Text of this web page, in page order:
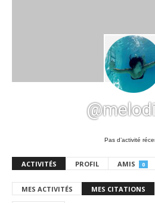
Pas d’activité
ACTIVITÉS PROFIL AMIS 0
MES ACTIVITÉS MES CITATIONS